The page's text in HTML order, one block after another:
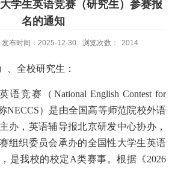
学生英语竞赛（研究生）参赛报
名的通知
发布时间：2025-12-30 浏览次数： 2014
、全校研究生 ：
语竞赛（ National English Contest for
NECCS）是由全国高等师范院校外语
办，英语辅导报北京研发中心协办，
组织委员会承办的全国性大学生英语
是我校的校定A类赛事。根据《2026